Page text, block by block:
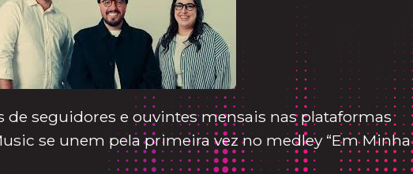
de seguidores e ouvintes mensais nas plataformas
se unem pela primeira vez no medley “Em Minha